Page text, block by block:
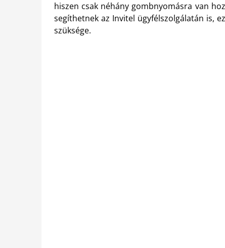
hiszen csak néhány gombnyomásra van
segíthetnek az Invitel ügyfélszolgálatán is,
szüksége.